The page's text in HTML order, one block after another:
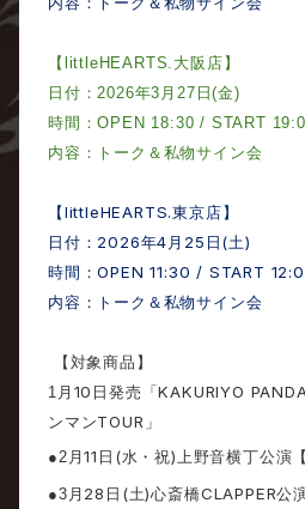
【 littleHEARTS. 大阪店】
日付：2026年3 月27 日(金)
時間：OPEN 18:30 / START
内容：トーク＆私物サイン会
【 littleHEARTS.東京店】
日付： 2026年4 月 25 日 (土)
時間：OPEN 11:30 / START
内容：トーク＆私物サイン会
【対象商品】
1 月 10 日発売「KAKURIYO
ンマンTOUR 」
●2 月11 日 (水・祝)上野音横丁公演
●3 月 28 日 (土)心斎橋CLAPPER公